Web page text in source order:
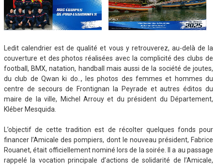
Ledit calendrier est de qualité et vous y retrouverez, au-delà de la
couverture et des photos réalisées avec la complicité des clubs de
football, BMX, natation, handball mais aussi de la société de joutes,
du club de Qwan ki do.., les photos des femmes et hommes du
centre de secours de Frontignan la Peyrade et autres éditos du
maire de la ville, Michel Arrouy et du président du Département,
Kléber Mesquida.
L’objectif de cette tradition est de récolter quelques fonds pour
financer l’Amicale des pompiers, dont le nouveau président, Fabrice
Rouanet, était officiellement nominé lors de la soirée. Il a au passage
rappelé la vocation principale d’actions de solidarité de l’Amicale,